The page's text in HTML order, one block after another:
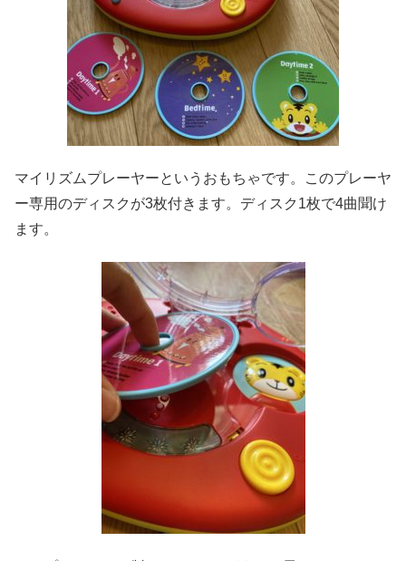
マイリズムプレーヤーというおもちゃです。このプレーヤ
ー専用のディスクが3枚付きます。ディスク1枚で4曲聞け
ます。